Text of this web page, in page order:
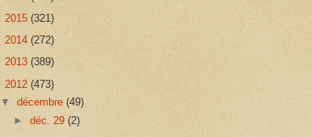
2015 (321)
2014 (272)
2013 (389)
2012 (473)
▼décembre(49)
► déc. 29 (2)